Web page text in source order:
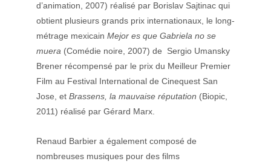
d’animation, 2007) réalisé par Borislav Sajtinac qui
obtient plusieurs grands prix internationaux, le long‐
métrage mexicain Mejor es que Gabriela no se
muera (Comédie noire, 2007) de  Sergio Umansky
Brener récompensé par le prix du Meilleur Premier
Film au Festival International de Cinequest San
Jose, et Brassens, la mauvaise réputation (Biopic,
2011) réalisé par Gérard Marx.
Renaud Barbier a également composé de
nombreuses musiques pour des films